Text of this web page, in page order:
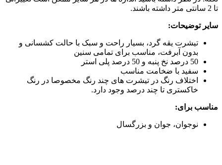
تا 2 سانتی متر داشته باشند.
سایر توضیحات:
تیشرت یقه گرد، بسیار راحت و سبک با حالت کشسانی و
بدون آبرفت، مناسب برای تمامی سنین
50 درصد نخ پنبه و 50 درصد پلی استر
سفید با ضخامت مناسب
اختلاف رنگ در تیشرت های چند رنگ مخصوصا در رنگ
خاکستری تا چند درصد وجود دارد.
مناسب برای:
نوجوان، جوان و بزرگسال